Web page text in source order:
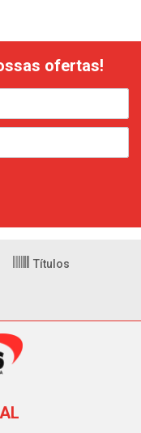
ofertas!
Títulos